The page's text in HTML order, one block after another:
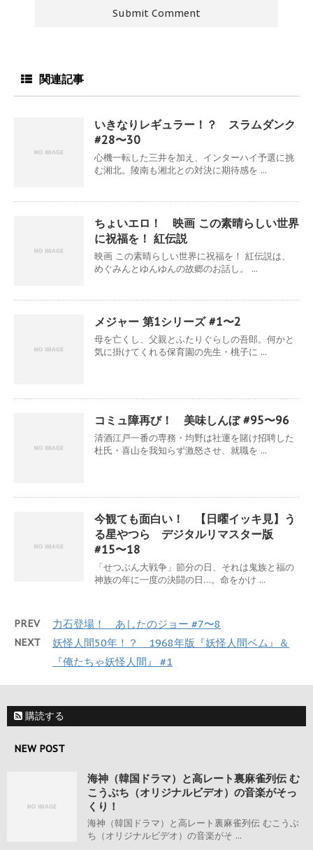
関連記事
いきなりレギュラー！？ スラムダンク
#28〜30
心機一転した三井を加え、インターハイ予選に挑
む湘北。陵南も湘北との対決に期待感を ...
ちょいエロ！ 映画 この素晴らしい世界
に祝福を！ 紅伝説
映画 この素晴らしい世界に祝福を！ 紅伝説は、
めぐみんとゆんゆんの故郷のお話し。 ...
メジャー 第1シリーズ #1〜2
母を亡くし、父親とふたりぐらしの吾郎。何かと
気に掛けてくれる保育園の先生・桃子に ...
コミュ障再び！ 美味しんぼ #95〜96
清酒江戸一番の専務・均野は社運を賭け招聘した
杜氏・喜山を我知らず激怒させ、就職を ...
今観ても面白い！ 【日曜イッキ見】う
る星やつら デジタルリマスター版
#15〜18
「せつぶん大戦争」節分の日、それは鬼族と福の
神族の年に一度の決闘の日…。命をかけ ...
PREV 力石登場！ あしたのジョー #7〜8
NEXT
妖怪人間50年！？ 1968年版『妖怪人間ベム』＆
『俺たちゃ妖怪人間』 #1
購読する
NEW POST
海神（韓国ドラマ）と高レート裏麻雀列伝 む
こうぶち（オリジナルビデオ）の音楽がそっ
くり！
海神（韓国ドラマ）と高レート裏麻雀列伝 むこうぶ
ち（オリジナルビデオ）の音楽がそ ...